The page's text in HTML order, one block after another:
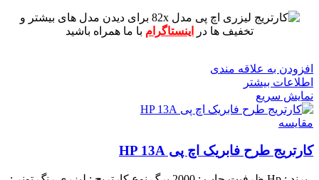
برای دیدن مدل های بیشتر و
تخفیف ها در
اینستاگرام با ما همراه باشید
افزودن به علاقه مندی
اطلاعات بیشتر
نمایش سریع
مقايسه
کارتریج طرح فابریک اچ پی HP 13A